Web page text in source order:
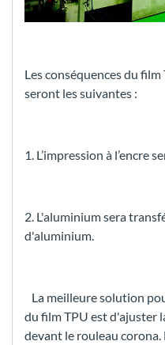
Les conséquences du
seront les suivantes :
1. L’impression à l’encre
2. L'aluminium sera
d'aluminium.
La meilleure solution
du film TPU est d'ajuster
devant le rouleau corona.